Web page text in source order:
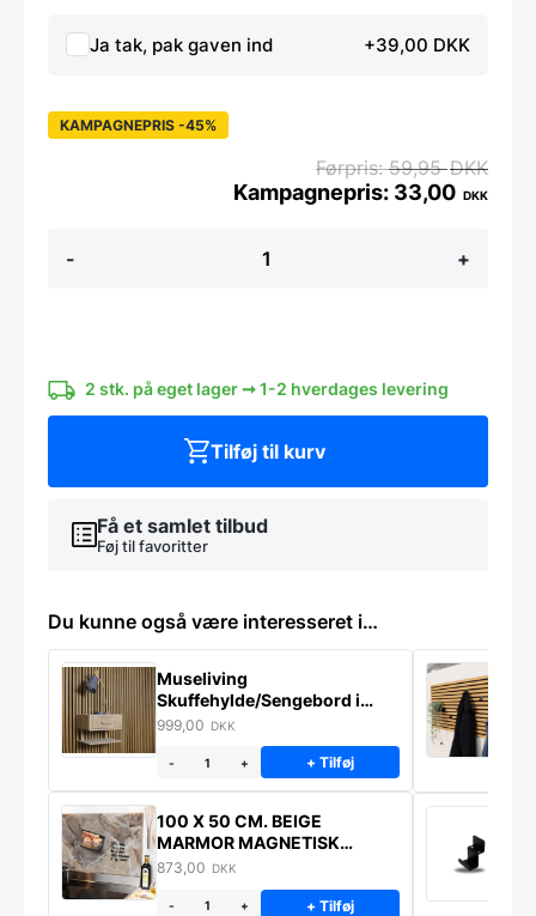
Ja tak, pak gaven ind +39,00 DKK
-
holder
+
KAMPAGNEPRIS -45%
59,95DKK
33,00 DKK
2 stk. på eget lager ➞ 1-2 hverdages levering
Få et samlet tilbud
Føj til favoritter
Tilføj til kurv
Du kunne også være interesseret i…
Museliving
Skuffehylde/Sengebord i
massiv eg
999,00 DKK
- + + Tilføj
100 X 50 CM. BEIGE
MARMOR MAGNETISK
STÆNKPLADE
873,00 DKK
- + + Tilføj